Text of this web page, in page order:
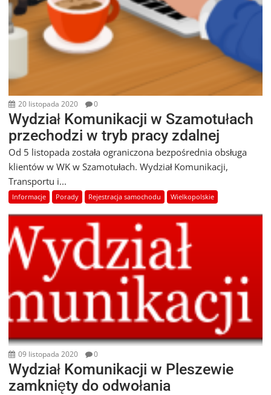
20 listopada 2020 0
Wydział Komunikacji w Szamotułach
przechodzi w tryb pracy zdalnej
Od 5 listopada została ograniczona bezpośrednia obsługa
klientów w WK w Szamotułach. Wydział Komunikacji,
Transportu i...
Informacje Porady Rejestracja samochodu Wielkopolskie
09 listopada 2020 0
Wydział Komunikacji w Pleszewie
zamknięty do odwołania